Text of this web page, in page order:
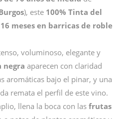
), este 100% Tinta del
meses en barricas de roble
voluminoso, elegante y
negra aparecen con claridad
aromáticas bajo el pinar, y una
remata el perfil de este vino.
llena la boca con las frutas